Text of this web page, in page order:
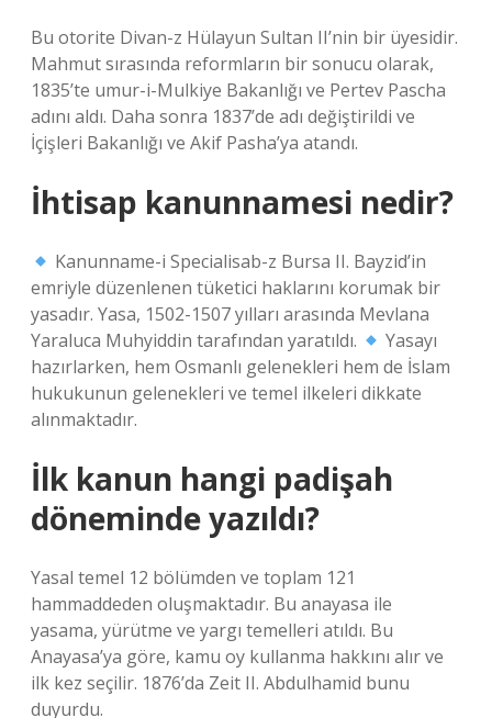
Bu otorite Divan-z Hülayun Sultan II’nin bir üyesidir.
Mahmut sırasında reformların bir sonucu olarak,
1835’te umur-i-Mulkiye Bakanlığı ve Pertev Pascha
adını aldı. Daha sonra 1837’de adı değiştirildi ve
İçişleri Bakanlığı ve Akif Pasha’ya atandı.
İhtisap kanunnamesi nedir?
Kanunname-i Specialisab-z Bursa II. Bayzid’in
emriyle düzenlenen tüketici haklarını korumak bir
yasadır. Yasa, 1502-1507 yılları arasında Mevlana
Yaraluca Muhyiddin tarafından yaratıldı.
Yasayı
hazırlarken, hem Osmanlı gelenekleri hem de İslam
hukukunun gelenekleri ve temel ilkeleri dikkate
alınmaktadır.
İlk kanun hangi padişah
döneminde yazıldı?
Yasal temel 12 bölümden ve toplam 121
hammaddeden oluşmaktadır. Bu anayasa ile
yasama, yürütme ve yargı temelleri atıldı. Bu
Anayasa’ya göre, kamu oy kullanma hakkını alır ve
ilk kez seçilir. 1876’da Zeit II. Abdulhamid bunu
duyurdu.